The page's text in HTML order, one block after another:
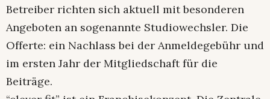
Betreiber richten sich aktuell mit besonderen
Angeboten an sogenannte Studiowechsler. Die
Offerte: ein Nachlass bei der Anmeldegebühr und
im ersten Jahr der Mitgliedschaft für die
Beiträge.